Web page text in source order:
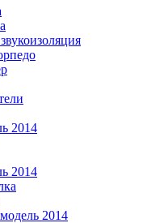
2014
2014
2014